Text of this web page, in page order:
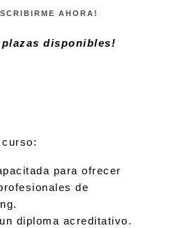
AHORA!
plazas disponibles!
para ofrecer
de
diploma acreditativo.